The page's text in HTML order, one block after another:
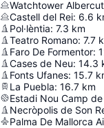
Watchtower
Castell del Rei: 6.6
Pol·lèntia: 7.3 km
Teatro Romano: 7.7
Faro De Formentor:
Cases de Neu: 14.3
Fonts Ufanes: 15.7
La Puebla: 16.7 km
Estadi Nou Camp
Necròpolis de Son
Palma De Mallorca